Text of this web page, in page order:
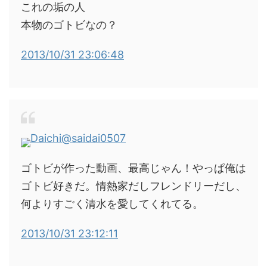
これの垢の人
本物のゴトビなの？
2013/10/31 23:06:48
Daichi@saidai0507
ゴトビが作った動画、最高じゃん！やっぱ俺は
ゴトビ好きだ。情熱家だしフレンドリーだし、
何よりすごく清水を愛してくれてる。
2013/10/31 23:12:11